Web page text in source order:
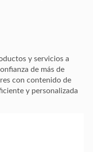
y servicios a
de más de
con contenido de
y personalizada